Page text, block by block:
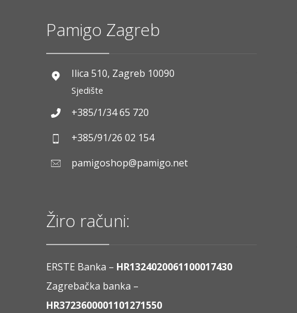
Pamigo Zagreb
Ilica 510, Zagreb 10090
Sjedište
+385/1/34 65 720
+385/91/26 02 154
pamigoshop@pamigo.net
Žiro računi:
ERSTE Banka – HR1324020061100017430
Zagrebačka banka –
HR3723600001101271550